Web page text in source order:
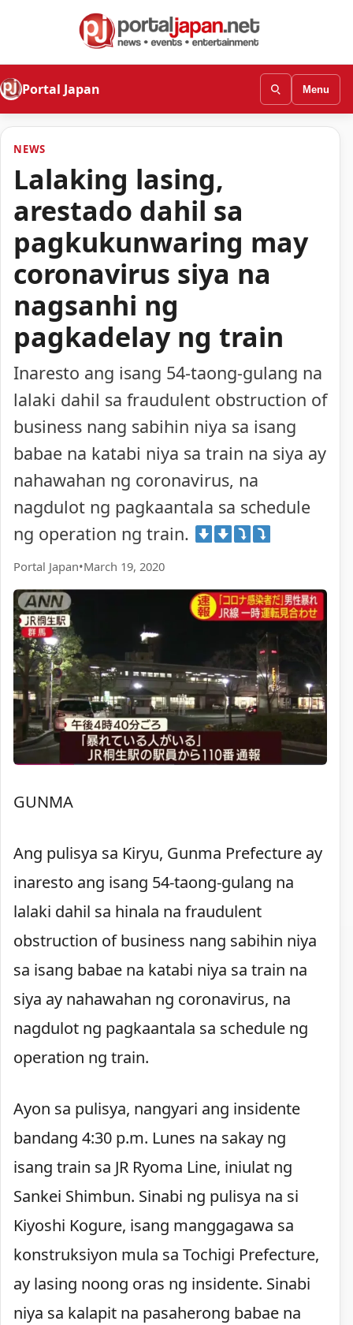
Portal Japan Menu
NEWS
Lalaking lasing,
arestado dahil sa
pagkukunwaring may
coronavirus siya na
nagsanhi ng
pagkadelay ng train
Inaresto ang isang 54-taong-gulang na
lalaki dahil sa fraudulent obstruction of
business nang sabihin niya sa isang
babae na katabi niya sa train na siya ay
nahawahan ng coronavirus, na
nagdulot ng pagkaantala sa schedule
ng operation ng train.
Portal Japan•March 19, 2020
GUNMA
Ang pulisya sa Kiryu, Gunma Prefecture ay
inaresto ang isang 54-taong-gulang na
lalaki dahil sa hinala na fraudulent
obstruction of business nang sabihin niya
sa isang babae na katabi niya sa train na
siya ay nahawahan ng coronavirus, na
nagdulot ng pagkaantala sa schedule ng
operation ng train.
Ayon sa pulisya, nangyari ang insidente
bandang 4:30 p.m. Lunes na sakay ng
isang train sa JR Ryoma Line, iniulat ng
Sankei Shimbun. Sinabi ng pulisya na si
Kiyoshi Kogure, isang manggagawa sa
konstruksiyon mula sa Tochigi Prefecture,
ay lasing noong oras ng insidente. Sinabi
niya sa kalapit na pasaherong babae na